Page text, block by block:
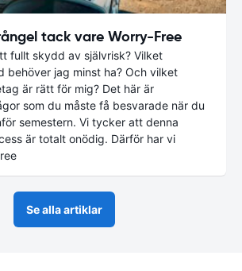
tack vare Worry-Free
fullt skydd av självrisk? Vilket
behöver jag minst ha? Och vilket
är rätt för mig? Det här är
som du måste få besvarade när du
semestern. Vi tycker att denna
är totalt onödig. Därför har vi
Se alla artiklar